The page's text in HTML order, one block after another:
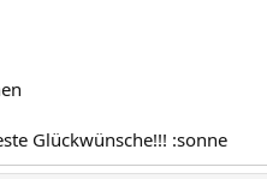
Glückwünsche!!! :sonne